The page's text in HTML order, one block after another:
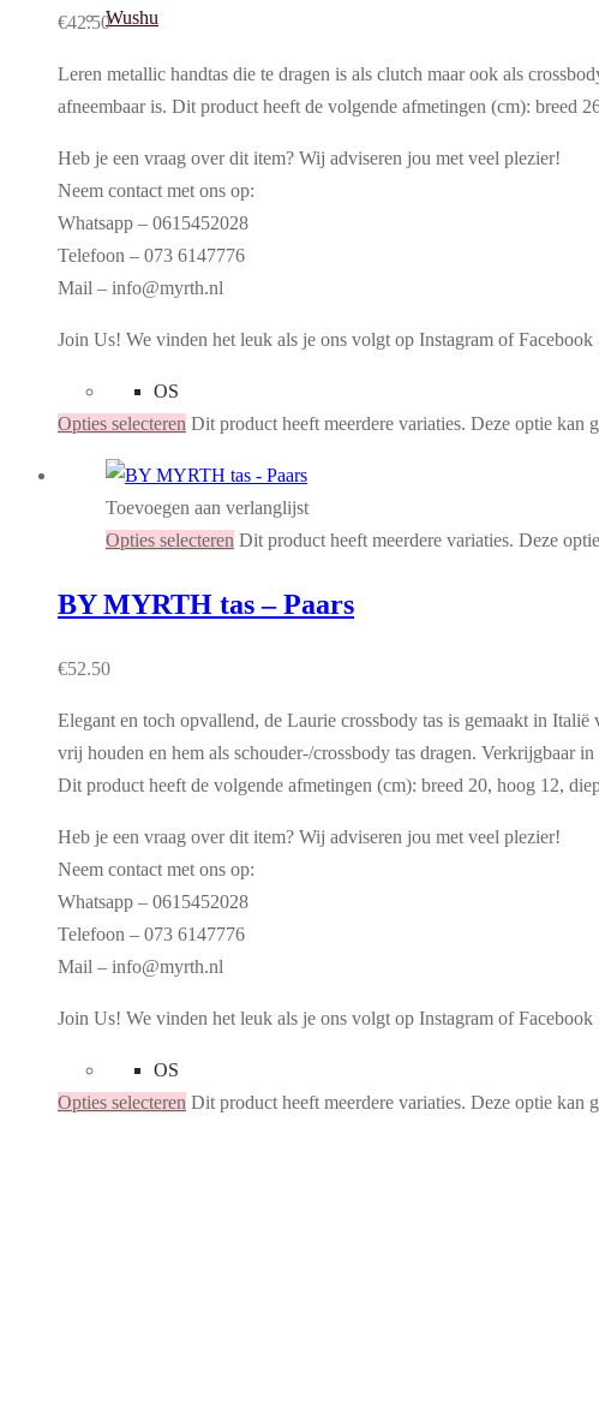
Wushu
€42.50
Leren metallic handtas die te dragen is als clutch maar ook als
afneembaar is. Dit product heeft de volgende afmetingen (cm): breed
Heb je een vraag over dit item? Wij adviseren jou met veel plezier!
Neem contact met ons op:
Whatsapp – 0615452028
Telefoon – 073 6147776
Mail – info@myrth.nl
Join Us! We vinden het leuk als je ons volgt op Instagram of Facebook
OS
Opties selecteren Dit product heeft meerdere variaties. Deze optie kan
Toevoegen aan verlanglijst
Opties selecteren Dit product heeft meerdere variaties. Deze
BY MYRTH tas – Paars
€52.50
Elegant en toch opvallend, de Laurie crossbody tas is gemaakt in
vrij houden en hem als schouder-/crossbody tas dragen. Verkrijgbaar
Dit product heeft de volgende afmetingen (cm): breed 20, hoog 12,
Heb je een vraag over dit item? Wij adviseren jou met veel plezier!
Neem contact met ons op:
Whatsapp – 0615452028
Telefoon – 073 6147776
Mail – info@myrth.nl
Join Us! We vinden het leuk als je ons volgt op Instagram of Facebook
OS
Opties selecteren Dit product heeft meerdere variaties. Deze optie kan